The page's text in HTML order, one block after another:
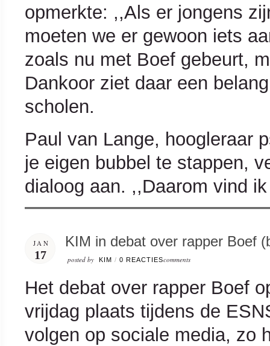
opmerkte: ,,Als er jongens
moeten we er gewoon iets
zoals nu met Boef gebeurt,
Dankoor ziet daar een
scholen.
Paul van Lange, hoogleraar
je eigen bubbel te stappen,
dialoog aan. ,,Daarom vind
JAN
17
KIM in debat over rapper Boef
posted by KIM / 0 REACTIEScomments
Het debat over rapper Boef
vrijdag plaats tijdens de
volgen op sociale media, zo